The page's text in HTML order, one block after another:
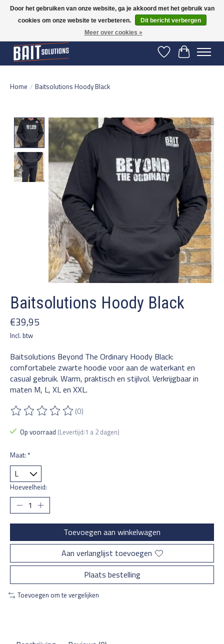
Gratis verzending vanaf 50 euro binnen NL | Op voorraad binnen 2-5 werkdagen
verzonden | België vanaf 70 euro gratis verzonden
Verlanglijst
Home / Baitsolutions Hoody Black
Product image slideshow Items
Baitsolutions Hoody Black
€39,95
Incl. btw
Baitsolutions Beyond The Ordinary Hoody Black:
comfortabele zwarte hoodie voor aan de waterkant en
casual gebruik. Warm, praktisch en stijlvol. Verkrijgbaar in
maten M, L, XL en XXL.
De beoordeling van dit product is
(0)
Op voorraad (Levertijd:1 a 2 dagen)
Maat: *
Hoeveelheid:
Toevoegen aan winkelwagen
Aan verlanglijst toevoegen
Plaats bestelling
Toevoegen om te vergelijken
Door het gebruiken van onze website, ga je akkoord met het gebruik van
cookies om onze website te verbeteren.
Dit bericht verbergen
Meer over cookies »